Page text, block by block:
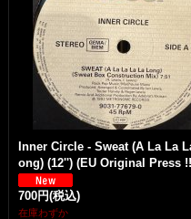
Inner Circle - Sweat (A La La
ong) (12'') (EU Original Press
700円(税込)
在庫わずか